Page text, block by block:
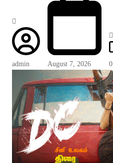
admin August 7, 2026 0